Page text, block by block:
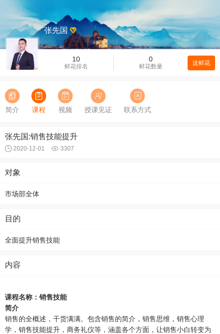
10
鲜花排名
0
鲜花数量 送鲜花
张先国
简介 课程 视频 授课见证 联系方式
张先国:销售技能提升
2020-12-01 3307
对象
市场部全体
目的
全面提升销售技能
内容
课程名称：销售技能
简介
销售的全概述，干货满满。包含销售的简介，销售思维，销售心理
学，销售技能提升，商务礼仪等，涵盖各个方面，让销售小白转变为